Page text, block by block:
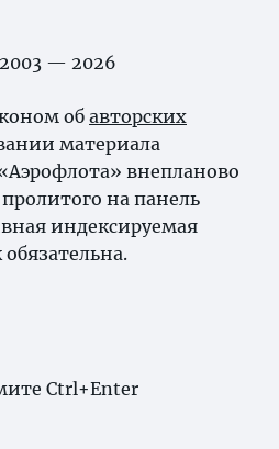
— 2026
об авторских
материала
внепланово
на панель
индексируемая
Ctrl+Enter